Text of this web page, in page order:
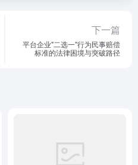
下一篇
平台企业"二选一"行为民事赔偿
标准的法律困境与突破路径